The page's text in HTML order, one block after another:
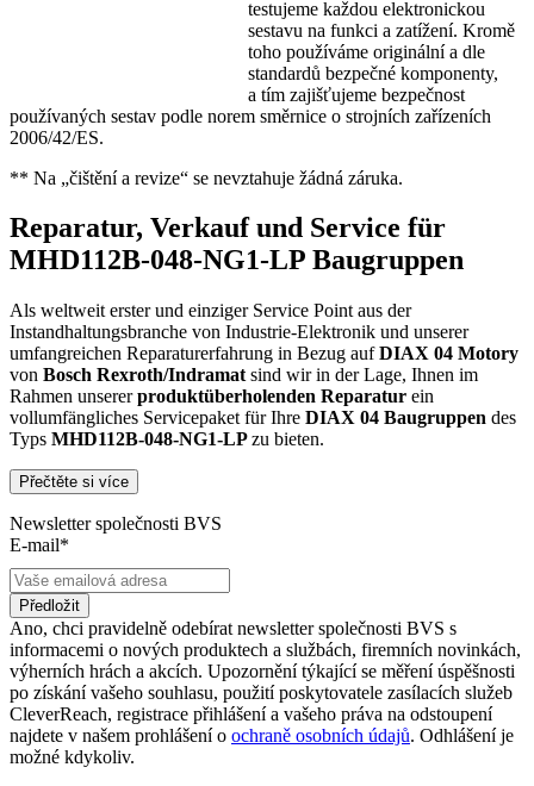
testujeme každou elektronickou
sestavu na funkci a zatížení. Kromě
toho používáme originální a dle
standardů bezpečné komponenty,
a tím zajišťujeme bezpečnost
používaných sestav podle norem směrnice o strojních zařízeních
2006/42/ES.
** Na „čištění a revize“ se nevztahuje žádná záruka.
Reparatur, Verkauf und Service für
MHD112B-048-NG1-LP Baugruppen
Als weltweit erster und einziger Service Point aus der
Instandhaltungsbranche von Industrie-Elektronik und unserer
umfangreichen Reparaturerfahrung in Bezug aufDIAX 04 Motory
von Bosch Rexroth/Indramat sind wir in der Lage, Ihnen im
Rahmen unsererproduktüberholenden Reparatur ein
vollumfängliches Servicepaket für Ihre DIAX 04 Baugruppen des
Typs MHD112B-048-NG1-LPzu bieten.
Dies unterscheidet unsere
konventionellen Reparaturen:
oder einem höheren Verschleiß unterliegen
Zertifizierte Reparaturwerkstatt
Austausch aller Komponenten, die als Schwachstellen
identifiziert werden und somit ein Sicherheitsrisiko für die
Maschine und deren Betreiber darstellen
Ausschließliche Verwendung der vom Hersteller oder
Gesetzgeber neuen & zugelassenen Komponenten
Überprüfung aller relevanten Funktionen in Form von
Funktions- und Lasttests
Přečtěte si více
Newsletter společnosti BVS
E-mail*
Předložit
Ano, chci pravidelně odebírat newsletter společnosti BVS s
informacemi o nových produktech a službách, firemních novinkách,
výherních hrách a akcích. Upozornění týkající se měření úspěšnosti
po získání vašeho souhlasu, použití poskytovatele zasílacích služeb
CleverReach, registrace přihlášení a vašeho práva na odstoupení
najdete v našem prohlášení o ochraně osobních údajů. Odhlášení je
možné kdykoliv.